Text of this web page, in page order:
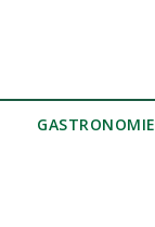
GASTRONOMIE